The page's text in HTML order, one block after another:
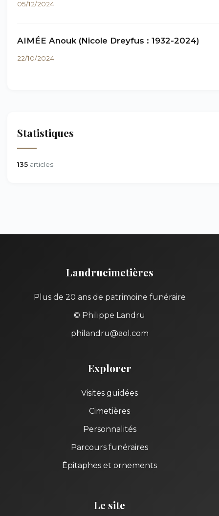
05/12/2024
AIMÉE Anouk (Nicole Dreyfus : 1932-2024)
22/10/2024
Statistiques
135 articles
Landrucimetières
Plus de 20 ans de patrimoine funéraire
© Philippe Landru
philandru@aol.com
Explorer
Visites guidées
Cimetières
Personnalités
Parcours funéraires
Épitaphes et ornements
Le site